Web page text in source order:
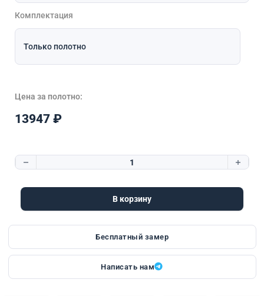
Комплектация
Цена за полотно:
13947 ₽
Количество товара Геометрия 3 белый
В корзину
Бесплатный замер
Написать нам